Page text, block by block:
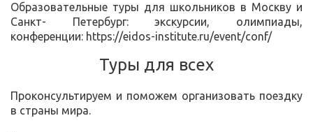
Образовательные туры для школьников в Москву и
Санкт- Петербург: экскурсии, олимпиады,
конференции: https://eidos-institute.ru/event/conf/
Туры для всех
Проконсультируем и поможем организовать поездку
в страны мира.